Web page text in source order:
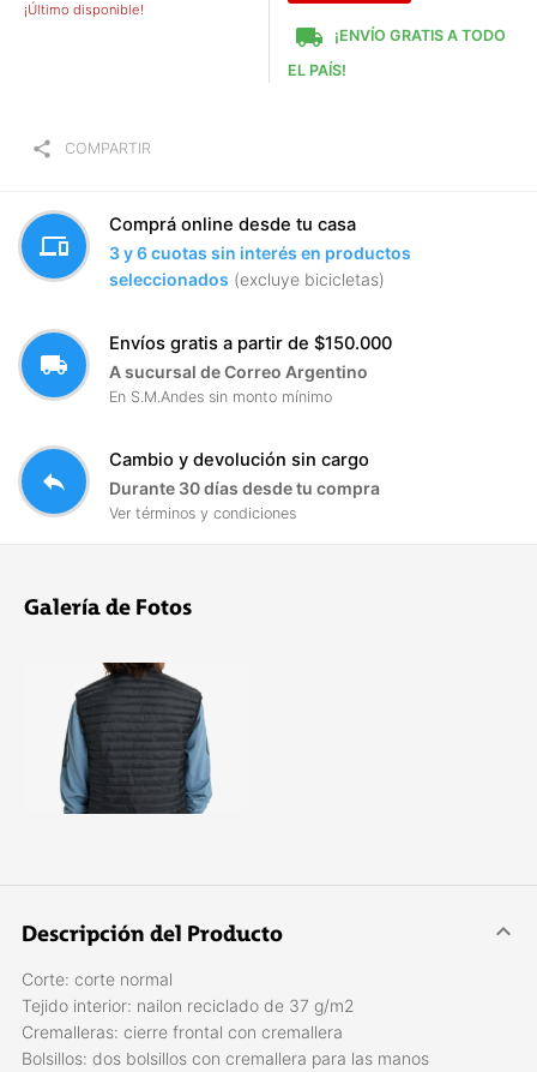
¡Último disponible!
local_shipping
¡ENVÍO GRATIS A TODO
EL PAÍS!
share COMPARTIR
devices
Comprá online desde tu casa
3 y 6 cuotas sin interés en productos
seleccionados (excluye bicicletas)
local_shipping
Envíos gratis a partir de $150.000
A sucursal de Correo Argentino
En S.M.Andes sin monto mínimo
reply
Cambio y devolución sin cargo
Durante 30 días desde tu compra
Ver términos y condiciones
Galería de Fotos
Descripción del Producto
Corte: corte normal
Tejido interior: nailon reciclado de 37 g/m2
Cremalleras: cierre frontal con cremallera
Bolsillos: dos bolsillos con cremallera para las manos